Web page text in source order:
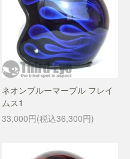
ネオンブルーマーブル フレイ
ムス1
33,000円(税込36,300円)